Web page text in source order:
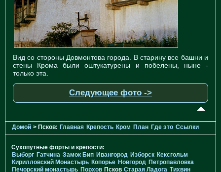
Вид со стороны Довмонтова города. В старину все башни и
стены Крома были оштукатурены и побелены, ныне -
только эта.
Следующее фото ->
Домой > Псков: Главная Крепость Кром План Где это Ссылки
Сухопутные форты и крепости:
Выборг Гатчина Замок Бип Ивангород Изборск Кексгольм
Кирилловский Монастырь Копорье Новгород Петропавловка
Печорcкий монастырь Порхов Псков Старая Ладога Тихвин